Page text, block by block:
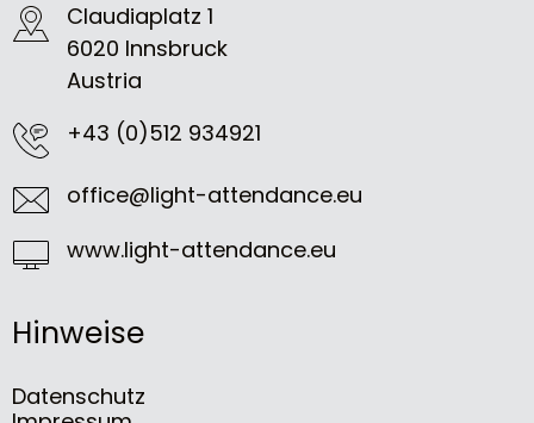
Claudiaplatz 1
6020 Innsbruck
Austria
+43 (0)512 934921
office@light-attendance.eu
www.light-attendance.eu
Hinweise
Datenschutz